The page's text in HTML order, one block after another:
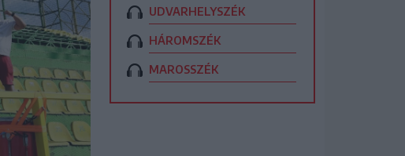
UDVARHELYSZÉK
HÁROMSZÉK
MAROSSZÉK